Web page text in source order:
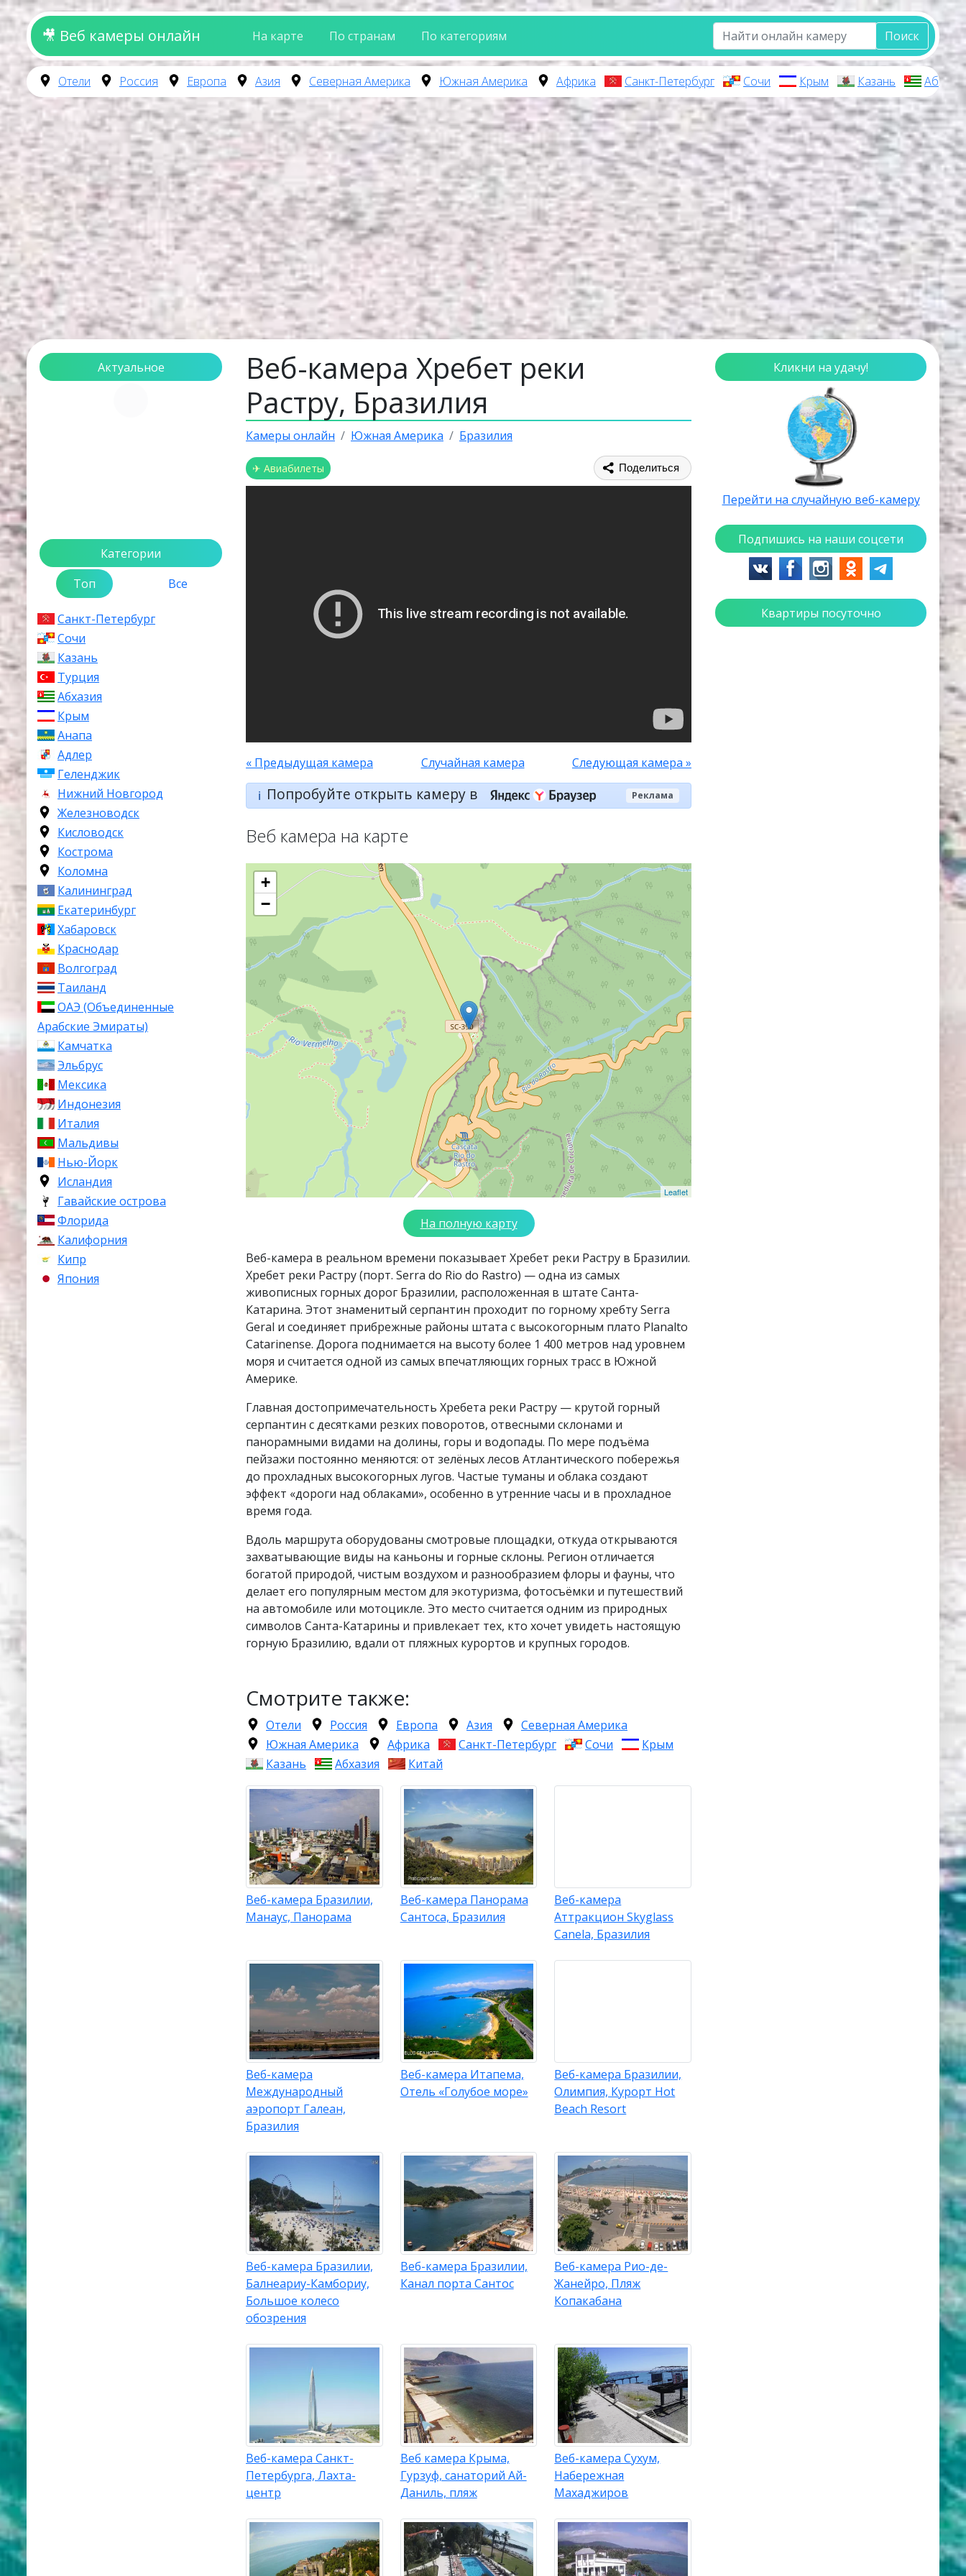
🎥 Веб камеры онлайн На карте По странам По категориям Поиск
Отели Россия Европа Азия Северная Америка Южная Америка Африка Санкт-Петербург Сочи Крым Казань
Актуальное
Категории
Топ
Все
Санкт-Петербург
Сочи
Казань
Турция
Абхазия
Крым
Анапа
Адлер
Геленджик
Нижний Новгород
Железноводск
Кисловодск
Кострома
Коломна
Калининград
Екатеринбург
Хабаровск
Краснодар
Волгоград
Таиланд
ОАЭ (Объединенные
Арабские Эмираты)
Камчатка
Эльбрус
Мексика
Индонезия
Италия
Мальдивы
Нью-Йорк
Исландия
Гавайские острова
Флорида
Калифорния
Кипр
Япония
Веб-камера Хребет реки
Растру, Бразилия
Камеры онлайн Южная Америка Бразилия
✈ Авиабилеты Поделиться
« Предыдущая камера Случайная камера Следующая камера »
ℹ️ Попробуйте открыть камеру в Реклама
Веб камера на карте
+
−
Leaflet
На полную карту
Веб-камера в реальном времени показывает Хребет реки Растру в Бразилии.
Хребет реки Растру (порт. Serra do Rio do Rastro) — одна из самых
живописных горных дорог Бразилии, расположенная в штате Санта-
Катарина. Этот знаменитый серпантин проходит по горному хребту Serra
Geral и соединяет прибрежные районы штата с высокогорным плато Planalto
Catarinense. Дорога поднимается на высоту более 1 400 метров над уровнем
моря и считается одной из самых впечатляющих горных трасс в Южной
Америке.
Главная достопримечательность Хребета реки Растру — крутой горный
серпантин с десятками резких поворотов, отвесными склонами и
панорамными видами на долины, горы и водопады. По мере подъёма
пейзажи постоянно меняются: от зелёных лесов Атлантического побережья
до прохладных высокогорных лугов. Частые туманы и облака создают
эффект «дороги над облаками», особенно в утренние часы и в прохладное
время года.
Вдоль маршрута оборудованы смотровые площадки, откуда открываются
захватывающие виды на каньоны и горные склоны. Регион отличается
богатой природой, чистым воздухом и разнообразием флоры и фауны, что
делает его популярным местом для экотуризма, фотосъёмки и путешествий
на автомобиле или мотоцикле. Это место считается одним из природных
символов Санта-Катарины и привлекает тех, кто хочет увидеть настоящую
горную Бразилию, вдали от пляжных курортов и крупных городов.
Смотрите также:
Отели Россия Европа Азия
Северная Америка
Южная Америка
Африка Санкт-Петербург Сочи
Крым
Казань
Абхазия Китай
Веб-камера Бразилии,
Манаус, Панорама
Веб-камера Панорама
Сантоса, Бразилия
Веб-камера
Аттракцион Skyglass
Canela, Бразилия
Веб-камера
Международный
аэропорт Галеан,
Бразилия
Веб-камера Итапема,
Отель «Голубое море»
Веб-камера Бразилии,
Олимпия, Курорт Hot
Beach Resort
Веб-камера Бразилии,
Балнеариу-Камбориу,
Большое колесо
обозрения
Веб-камера Бразилии,
Канал порта Сантос
Веб-камера Рио-де-
Жанейро, Пляж
Копакабана
Веб-камера Санкт-
Петербурга, Лахта-
центр
Веб камера Крыма,
Гурзуф, санаторий Ай-
Даниль, пляж
Веб-камера Сухум,
Набережная
Махаджиров
Кликни на удачу!
Перейти на случайную веб-камеру
Подпишись на наши соцсети
Квартиры посуточно